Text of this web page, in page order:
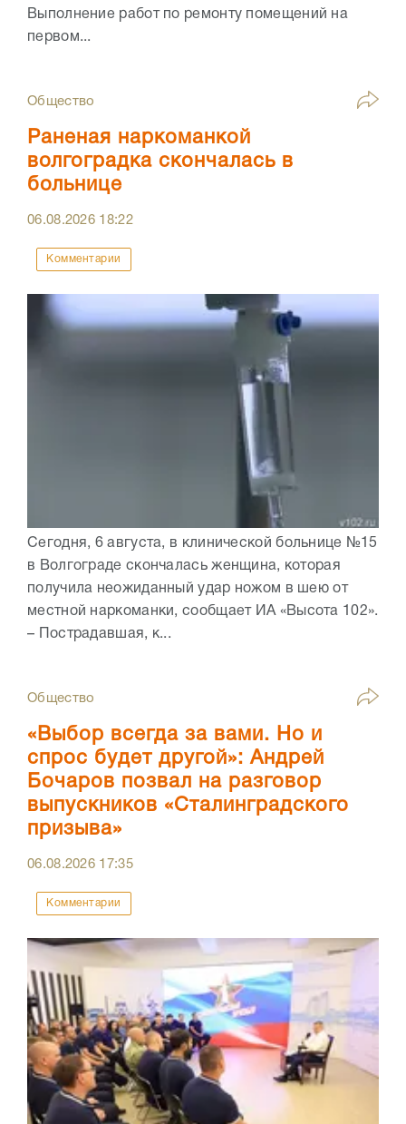
Выполнение работ по ремонту помещений на
первом...
Общество
Раненая наркоманкой
волгоградка скончалась в
больнице
06.08.2026 18:22
Комментарии
Сегодня, 6 августа, в клинической больнице №15
в Волгограде скончалась женщина, которая
получила неожиданный удар ножом в шею от
местной наркоманки, сообщает ИА «Высота 102».
– Пострадавшая, к...
Общество
«Выбор всегда за вами. Но и
спрос будет другой»: Андрей
Бочаров позвал на разговор
выпускников «Сталинградского
призыва»
06.08.2026 17:35
Комментарии